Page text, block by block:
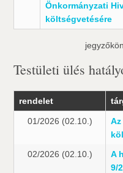
Önkormányzati
költségvetésére
Testületi ülés
rendelet
01/2026 (02.10.)
02/2026 (02.10.)
A
9/